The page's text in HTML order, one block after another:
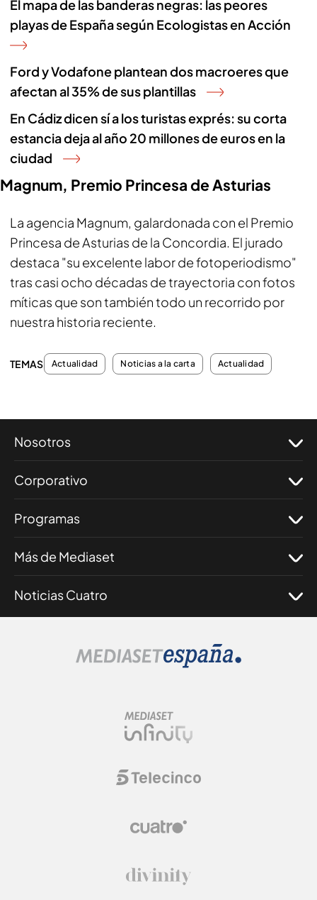
El mapa de las banderas negras: las peores
playas de España según Ecologistas en Acción
Ford y Vodafone plantean dos macroeres que
afectan al 35% de sus plantillas
En Cádiz dicen sí a los turistas exprés: su corta
estancia deja al año 20 millones de euros en la
ciudad
Magnum, Premio Princesa de Asturias
La agencia Magnum, galardonada con el Premio
Princesa de Asturias de la Concordia. El jurado
destaca "su excelente labor de fotoperiodismo"
tras casi ocho décadas de trayectoria con fotos
míticas que son también todo un recorrido por
nuestra historia reciente.
TEMAS Actualidad Noticias a la carta Actualidad
Nosotros
Corporativo
Programas
Más de Mediaset
Noticias Cuatro